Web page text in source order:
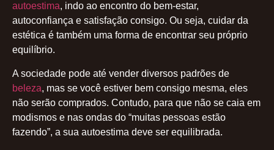
autoestima, indo ao encontro do bem-estar,
autoconfiança e satisfação consigo. Ou seja, cuidar da
estética é também uma forma de encontrar seu próprio
equilíbrio.
A sociedade pode até vender diversos padrões de
beleza, mas se você estiver bem consigo mesma, eles
não serão comprados. Contudo, para que não se caia em
modismos e nas ondas do “muitas pessoas estão
fazendo”, a sua autoestima deve ser equilibrada.